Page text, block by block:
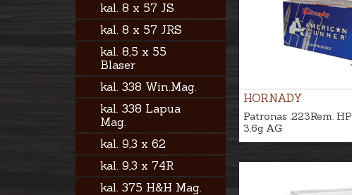
kal. 8 x 57 JS
kal. 8 x 57 JRS
kal. 8,5 x 55
Blaser
kal. 338 Win.Mag.
kal. 338 Lapua
Mag.
kal. 9,3 x 62
kal. 9,3 x 74R
kal. 375 H&H Mag.
HORNADY
Patronas .223Rem. HP
3,6g AG